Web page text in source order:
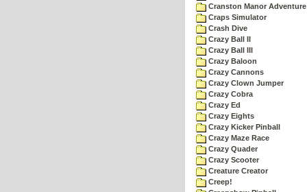
Cranston Manor Adventure
Craps Simulator
Crash Dive
Crazy Ball II
Crazy Ball III
Crazy Baloon
Crazy Cannons
Crazy Clown Jumper
Crazy Cobra
Crazy Ed
Crazy Eights
Crazy Kicker Pinball
Crazy Maze Race
Crazy Quader
Crazy Scooter
Creature Creator
Creep!